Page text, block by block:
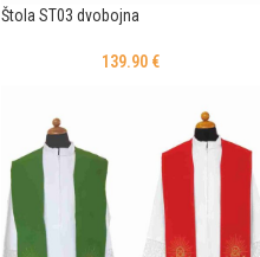
Štola ST03 dvobojna
139.90 €